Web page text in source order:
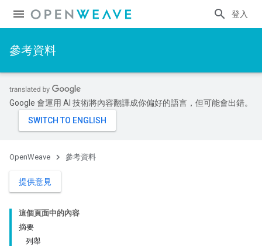
登入
參考資料
Google 會運用 AI 技術將內容翻譯成你偏好的語言，但可能會出錯。
OpenWeave 參考資料
提供意見
這個頁面中的內容
摘要
列舉